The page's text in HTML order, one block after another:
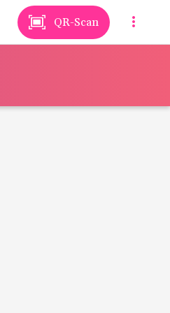
QR-Scan